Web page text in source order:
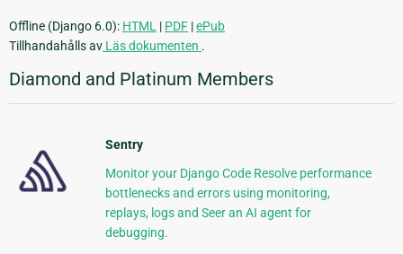
Offline (Django 6.0): HTML | PDF |ePub
Tillhandahålls av Läs dokumenten .
Diamond and Platinum Members
Sentry
Monitor your Django Code Resolve performance
bottlenecks and errors using monitoring,
replays, logs and Seer an AI agent for
debugging.